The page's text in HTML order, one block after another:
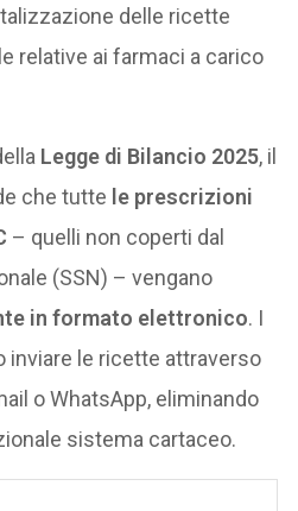
delle ricette
relative ai farmaci a carico
Legge di Bilancio 2025, il
che tutte le prescrizioni
– quelli non coperti dal
(SSN) – vengano
in formato elettronico. I
inviare le ricette attraverso
o WhatsApp, eliminando
sistema cartaceo.